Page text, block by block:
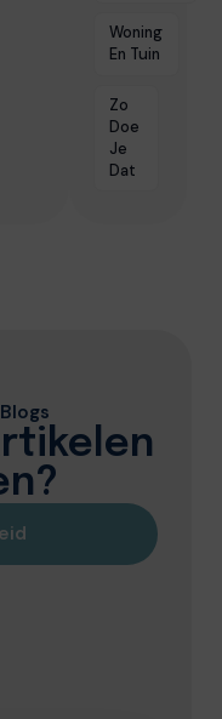
Woning
En Tuin
Zo
Doe
Je
Dat